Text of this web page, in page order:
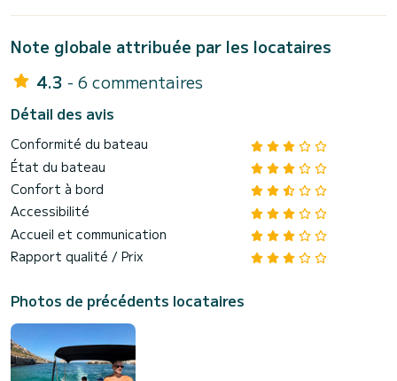
Note globale attribuée par les locataires
4.3 - 6 commentaires
Détail des avis
Conformité du bateau
État du bateau
Confort à bord
Accessibilité
Accueil et communication
Rapport qualité / Prix
Photos de précédents locataires